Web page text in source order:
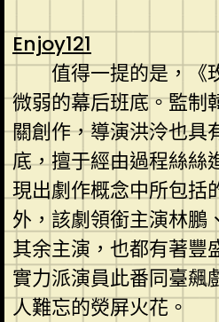
Enjoy121
值得一提的是，《玫
微弱的幕后班底。監制
關創作，導演洪泠也具
底，擅于經由過程絲絲
現出劇作概念中所包括
外，該劇領銜主演林鵬
其余主演，也都有著豐
實力派演員此番同臺飆
人難忘的熒屏火花。